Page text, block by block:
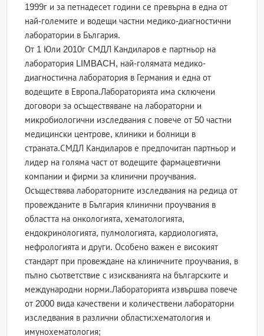
1999г и за петнадесет години се превърна в една от
най-големите и водещи частни медико-диагностични
лаборатории в България.
От 1 Юли 2010г СМДЛ Кандиларов е партньор на
лаборатория LIMBACH, най-голямата медико-
диагностична лаборатория в Германия и една от
водещите в Европа.Лабораторията има сключени
договори за осъществяване на лабораторни и
микробиологични изследвания с повече от 50 частни
медицински центрове, клиники и болници в
страната.СМДЛ Кандиларов е предпочитан партньор и
лидер на голяма част от водещите фармацевтични
компании и фирми за клинични проучвания.
Осъществява лабораторните изследвания на редица от
провежданите в България клинични проучвания в
областта на онкологията, хематологията,
ендокринологията, пулмологията, кардиологията,
нефрологията и други. Особено важен е високият
стандарт при провеждане на клиничните проучвания, в
пълно съответствие с изискванията на българските и
международни норми.Лабораторията извършва повече
от 2000 вида качествени и количествени лабораторни
изследвания в различни области:хематология и
имунохематология;